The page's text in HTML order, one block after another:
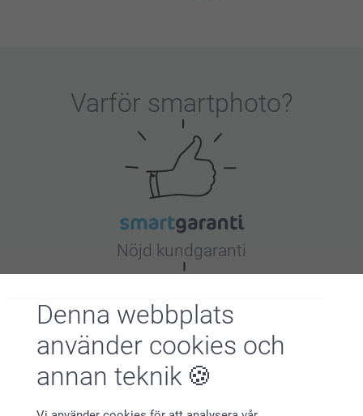
Denna webbplats
använder cookies och
annan teknik
Täck över namnlappen med en bit silikonpapper
Håll strykjärnet plant och pressa på namnlappen i 5–10
sekunder. Flytta försiktigt strykjärnet. Upprepa detta 3
Låt namnlappen svalna och avlägsna silikonpappret
Vänta i 8 timmar innan du tvättar plagget
Varför smartphoto?
Nöjd kundgaranti